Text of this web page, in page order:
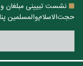
نشست تبیینی مبلغان و
حجت‌الاسلام‌والمسلمین